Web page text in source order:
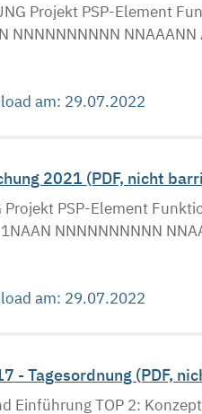
Projekt PSP-Element
NNAAANN
am: 29.07.2022
2021 (PDF, nicht
Projekt PSP-Element
NNNNNNNNNN
am: 29.07.2022
- Tagesordnung (PDF,
Einführung TOP 2: